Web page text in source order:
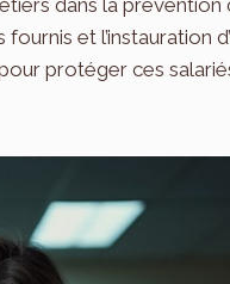
dans la prévention
et l’instauration
protéger ces